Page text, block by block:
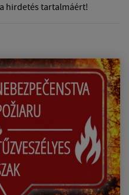
hirdetés tartalmáért!